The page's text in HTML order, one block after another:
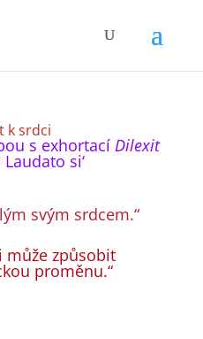
k srdci
s exhortací Dilexit
si‘
svým srdcem.“
může způsobit
proměnu.“